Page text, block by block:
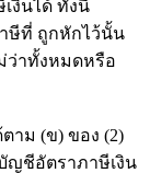
งินได้ ทั้งนี้
ษีที่ ถูกหักไว้นั้น
ว่าทั้งหมดหรือ
าม (ข) ของ (2)
ญชีอัตราภาษีเงิน